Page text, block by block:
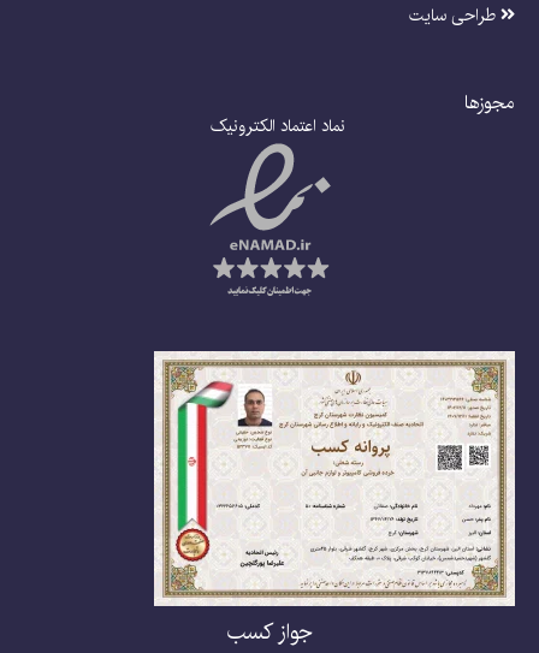
طراحی سایت
مجوزها
نماد اعتماد الکترونیک
جواز کسب